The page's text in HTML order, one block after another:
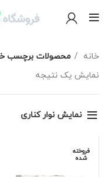
خانه
محصولات برچسب
نمایش یک نتیجه
نمایش نوار کناری
فروخته
شده